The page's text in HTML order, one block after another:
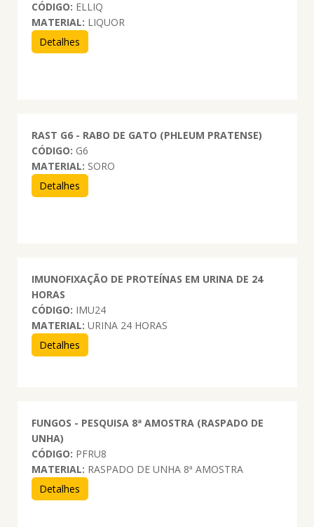
CÓDIGO: ELLIQ
MATERIAL: LIQUOR
Detalhes
RAST G6 - RABO DE GATO (PHLEUM PRATENSE)
CÓDIGO: G6
MATERIAL: SORO
Detalhes
IMUNOFIXAÇÃO DE PROTEÍNAS EM URINA DE 24
HORAS
CÓDIGO: IMU24
MATERIAL: URINA 24 HORAS
Detalhes
FUNGOS - PESQUISA 8ª AMOSTRA (RASPADO DE
UNHA)
CÓDIGO: PFRU8
MATERIAL: RASPADO DE UNHA 8ª AMOSTRA
Detalhes